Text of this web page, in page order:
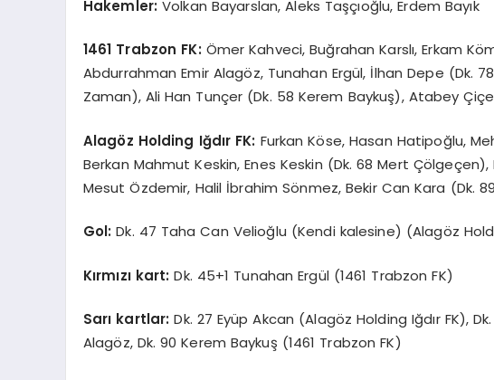
Hakemler: Volkan Bayarslan, Aleks Taşçıoğlu, Erdem Bayık
1461 Trabzon FK: Ömer Kahveci, Buğrahan Karslı, Erkam
Abdurrahman Emir Alagöz, Tunahan Ergül, İlhan Depe (Dk.
Zaman), Ali Han Tunçer (Dk. 58 Kerem Baykuş), Atabey
Alagöz Holding Iğdır FK: Furkan Köse, Hasan Hatipoğlu,
Berkan Mahmut Keskin, Enes Keskin (Dk. 68 Mert
Mesut Özdemir, Halil İbrahim Sönmez, Bekir Can Kara (Dk.
Gol: Dk. 47 Taha Can Velioğlu (Kendi kalesine) (Alagöz
Kırmızı kart: Dk. 45+1 Tunahan Ergül (1461 Trabzon FK)
Sarı kartlar: Dk. 27 Eyüp Akcan (Alagöz Holding Iğdır FK),
Alagöz, Dk. 90 Kerem Baykuş (1461 Trabzon FK)